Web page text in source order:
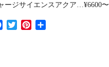
ージサイエンスアクア…¥6600〜
FacebookTwitterPinterest